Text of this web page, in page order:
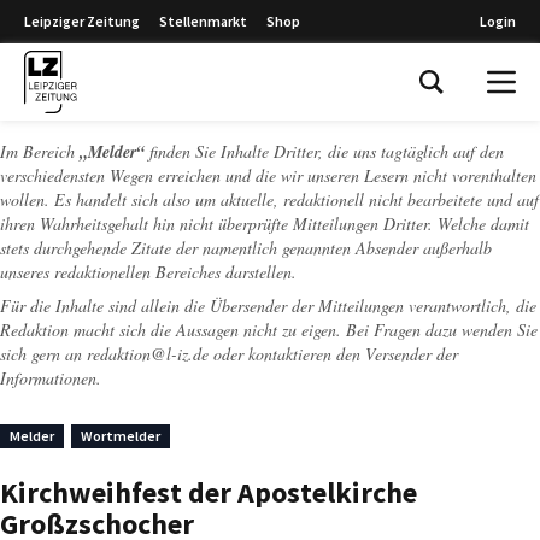
Leipziger Zeitung Stellenmarkt Shop Login
Im Bereich „Melder“ finden Sie Inhalte Dritter, die uns tagtäglich auf den
verschiedensten Wegen erreichen und die wir unseren Lesern nicht vorenthalten
wollen. Es handelt sich also um aktuelle, redaktionell nicht bearbeitete und auf
ihren Wahrheitsgehalt hin nicht überprüfte Mitteilungen Dritter. Welche damit
stets durchgehende Zitate der namentlich genannten Absender außerhalb
unseres redaktionellen Bereiches darstellen.
Für die Inhalte sind allein die Übersender der Mitteilungen verantwortlich, die
Redaktion macht sich die Aussagen nicht zu eigen. Bei Fragen dazu wenden Sie
sich gern an redaktion@l-iz.de oder kontaktieren den Versender der
Informationen.
Melder Wortmelder
Kirchweihfest der Apostelkirche
Großzschocher